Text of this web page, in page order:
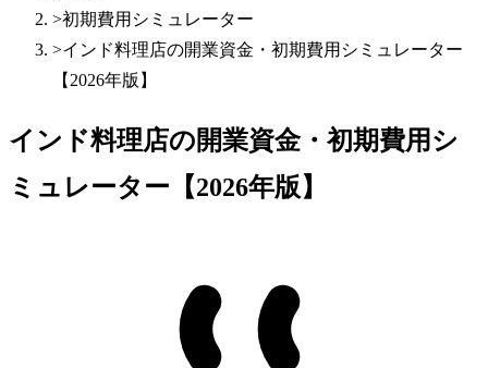
>初期費用シミュレーター
>インド料理店の開業資金・初期費用シミュレーター
【2026年版】
インド料理店の開業資金・初期費用シ
ミュレーター【2026年版】